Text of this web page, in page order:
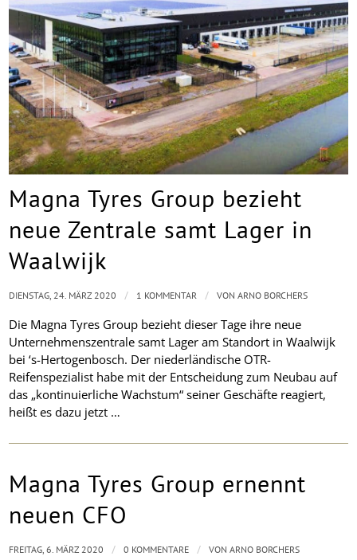
Magna Tyres Group bezieht
neue Zentrale samt Lager in
Waalwijk
Die Magna Tyres Group bezieht dieser Tage ihre neue
Unternehmenszentrale samt Lager am Standort in Waalwijk
bei ‘s-Hertogenbosch. Der niederländische OTR-
Reifenspezialist habe mit der Entscheidung zum Neubau auf
das „kontinuierliche Wachstum“ seiner Geschäfte reagiert,
heißt es dazu jetzt …
DIENSTAG, 24. MÄRZ 2020 / 1 KOMMENTAR / VONARNO BORCHERS
Magna Tyres Group ernennt
neuen CFO
FREITAG, 6. MÄRZ 2020 / 0 KOMMENTARE / VONARNO BORCHERS